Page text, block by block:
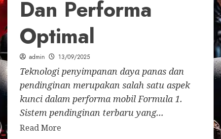
Dan Performa
Optimal
admin 13/09/2025
Teknologi penyimpanan daya panas dan
pendinginan merupakan salah satu aspek
kunci dalam performa mobil Formula 1.
Sistem pendinginan terbaru yang...
Read More